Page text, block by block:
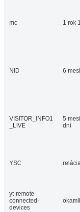
mc 1 rok
NID 6
VISITOR_INFO1
_LIVE
5
dní
YSC
yt-remote-
connected-
devices